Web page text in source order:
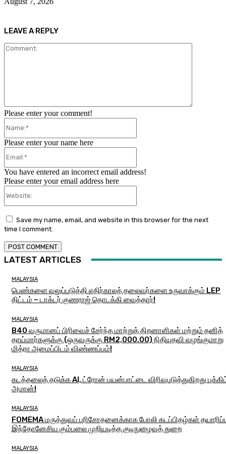
LEAVE A REPLY
Please enter your comment!
Please enter your name here
You have entered an incorrect email address!
Please enter your email address here
Save my name, email, and website in this browser for the next
time I comment.
LATEST ARTICLES
MALAYSIA
பெண்களை வலுப்படுத்தி எதிர்காலத் தலைவர்களை உருவாக்கும் LEP
திட்டம் – டாக்டர் குணராஜ் தொடக்கி வைத்தார்!
MALAYSIA
B40 வருமானப் பிரிவைச் சேர்ந்த மாற்றுத் திறனாளிகள் மற்றும் தனித்
தாய்மார்களுக்கு (ஒருவருக்கு RM2,000.00) நிதியுதவி வழங்குமாறு
மித்ரா அமைப்பிடம் விண்ணப்பம்!
MALAYSIA
கடத்தலைத் தடுக்க AI, ட்ரோன் பயன்பாட்டை விரிவுபடுத்துகிறது
அமான்!
MALAYSIA
FOMEMA மருத்துவப் பரிசோதனைக்காக போலி கடப்பிதழ்கள்
இந்தோனேசிய கும்பலை முறியடித்த குடிநுழைவுத் துறை
MALAYSIA